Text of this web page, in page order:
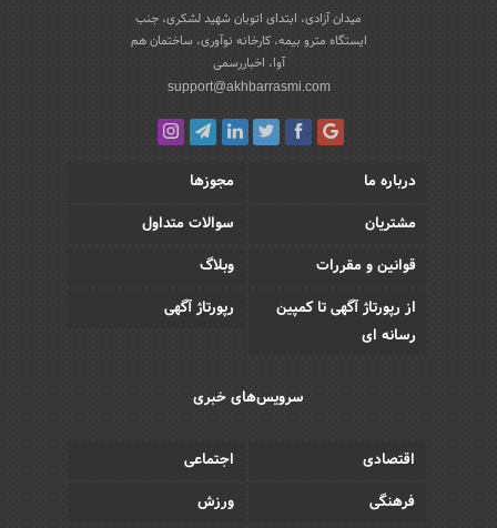
میدان آزادی، ابتدای اتوبان شهید لشکری، جنب
ایستگاه مترو بیمه، کارخانه نوآوری، ساختمان هم
آوا، اخباررسمی
support@akhbarrasmi.com
درباره ما
مجوزها
مشتریان
سوالات متداول
قوانین و مقررات
وبلاگ
از رپورتاژ آگهی تا کمپین
رسانه ای
رپورتاژ آگهی
سرویس‌های خبری
اقتصادی
اجتماعی
فرهنگی
ورزش